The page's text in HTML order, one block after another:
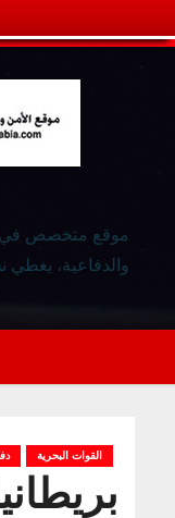
موقع متخصص في
والدفاعية، يغطي
القوات البحرية